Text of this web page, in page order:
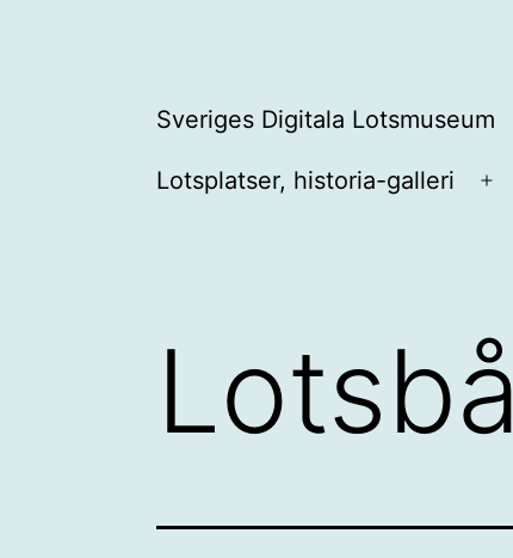
Sveriges
Lotsmuseum
Sveriges Digitala Lotsmuseum
Lotsplatser, historia-galleri